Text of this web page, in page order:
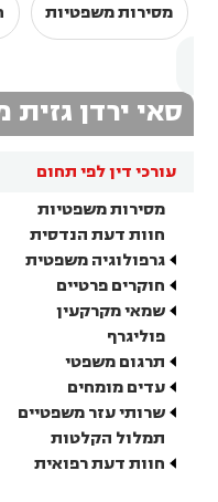
מסירות משפטיות
סאי ירדן
עורכי דין לפי תחום
מסירות משפטיות
חוות דעת הנדסית
גרפולוגיה משפטית
חוקרים פרטיים
שמאי מקרקעין
פוליגרף
תרגום משפטי
עדים מומחים
שרותי עזר משפטיים
תמלול הקלטות
חוות דעת רפואית